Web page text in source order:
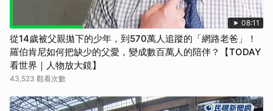
08:11
從14歲被父親拋下的少年，到570萬人追蹤的「網路老爸」！
羅伯肯尼如何把缺少的父愛，變成數百萬人的陪伴？【TODAY
看世界｜人物放大鏡】
43,523 觀看次數